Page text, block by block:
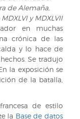
de Alemaña,
y MDXLVII
en muchas
crónica de las
y lo hace de
Se tradujo
la exposición se
de la batalla,
de estilo
la Base de datos